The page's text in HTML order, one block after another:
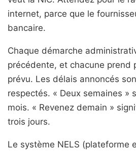
internet, parce que le
bancaire.
Chaque démarche
précédente, et chacune prend
prévu. Les délais annoncés
respectés. « Deux semaines »
mois. « Revenez demain »
trois jours.
Le système NELS (plateforme